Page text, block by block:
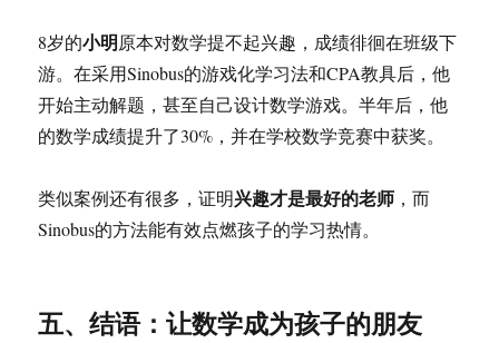
8岁的小明原本对数学提不起兴趣，成绩徘徊在班级下
游。在采用Sinobus的游戏化学习法和CPA教具后，他
开始主动解题，甚至自己设计数学游戏。半年后，他
的数学成绩提升了30%，并在学校数学竞赛中获奖。
类似案例还有很多，证明兴趣才是最好的老师 ，而
Sinobus的方法能有效点燃孩子的学习热情。
五、结语：让数学成为孩子的朋友